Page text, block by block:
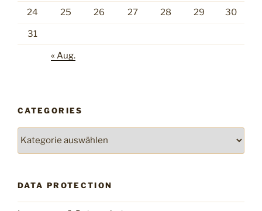
24 25 26 27 28 29 30
31
« Aug.
CATEGORIES
DATA PROTECTION